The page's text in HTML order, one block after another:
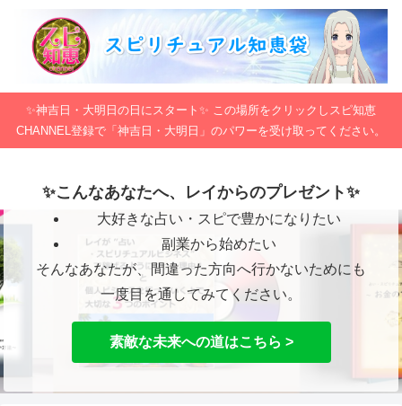
✨神吉日・大明日の日にスタート✨ この場所をクリックしスピ知恵
CHANNEL登録で「神吉日・大明日」のパワーを受け取ってください。
✨こんなあなたへ、レイからのプレゼント✨
大好きな占い・スピで豊かになりたい
副業から始めたい
そんなあなたが、間違った方向へ行かないためにも
一度目を通してみてください。
素敵な未来への道はこちら >